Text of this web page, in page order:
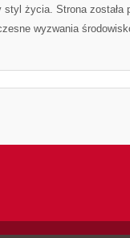
życia. Strona została
wyzwania